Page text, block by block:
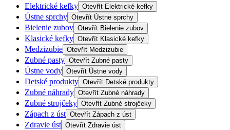
Elektrické kefky Otevřít Elektrické kefky
Ústne sprchy Otevřít Ústne sprchy
Bielenie zubov Otevřít Bielenie zubov
Klasické kefky Otevřít Klasické kefky
Medzizubie Otevřít Medzizubie
Zubné pasty Otevřít Zubné pasty
Ústne vody Otevřít Ústne vody
Detské produkty Otevřít Detské produkty
Zubné náhrady Otevřít Zubné náhrady
Zubné strojčeky Otevřít Zubné strojčeky
Zápach z úst Otevřít Zápach z úst
Zdravie úst Otevřít Zdravie úst